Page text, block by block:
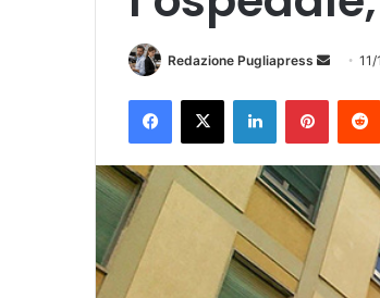
Redazione Pugliapress
a
n